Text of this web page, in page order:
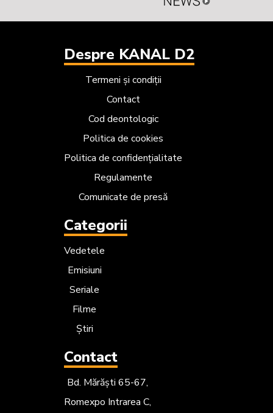
Despre KANAL D2
Termeni și condiții
Contact
Cod deontologic
Politica de cookies
Politica de confidențialitate
Regulamente
Comunicate de presă
Categorii
Vedetele
Emisiuni
Seriale
Filme
Știri
Contact
Bd. Mărăști 65-67,
Romexpo Intrarea C,